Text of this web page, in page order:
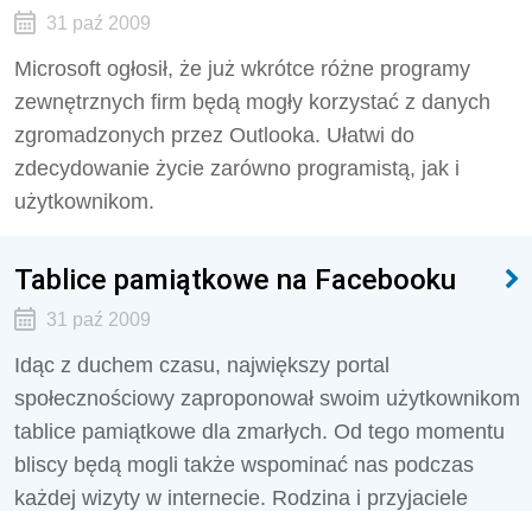
31 paź 2009
Microsoft ogłosił, że już wkrótce różne programy
zewnętrznych firm będą mogły korzystać z danych
zgromadzonych przez Outlooka. Ułatwi do
zdecydowanie życie zarówno programistą, jak i
użytkownikom.
Tablice pamiątkowe na Facebooku
31 paź 2009
Idąc z duchem czasu, największy portal
społecznościowy zaproponował swoim użytkownikom
tablice pamiątkowe dla zmarłych. Od tego momentu
bliscy będą mogli także wspominać nas podczas
każdej wizyty w internecie. Rodzina i przyjaciele